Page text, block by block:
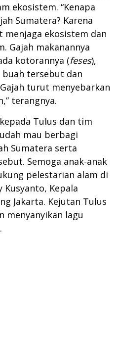
ekosistem. “Kenapa
Sumatera? Karena
menjaga ekosistem dan
Gajah makanannya
kotorannya (feses),
tersebut dan
turut menyebarkan
terangnya.
Tulus dan tim
mau berbagi
Sumatera serta
Semoga anak-anak
pelestarian alam di
Kusyanto, Kepala
Jakarta. Kejutan Tulus
menyanyikan lagu